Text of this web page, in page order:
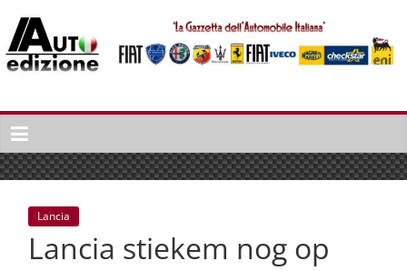
naar
inhoud
Auto
Edizione
La
Gazetta
dell'Automobile
ItalianaLancia
Lancia stiekem nog op